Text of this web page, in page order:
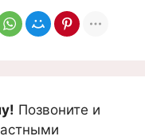
Позвоните и